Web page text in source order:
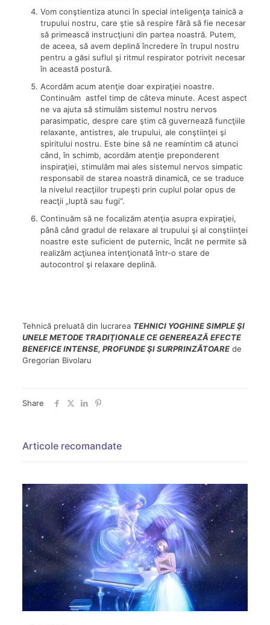
Vom conştientiza atunci în special inteligenţa tainică a
trupului nostru, care ştie să respire fără să fie necesar
să primească instrucţiuni din partea noastră. Putem,
de aceea, să avem deplină încredere în trupul nostru
pentru a găsi suflul şi ritmul respirator potrivit necesar
în această postură.
Acordăm acum atenţie doar expiraţiei noastre.
Continuăm astfel timp de câteva minute. Acest aspect
ne va ajuta să stimulăm sistemul nostru nervos
parasimpatic, despre care ştim că guvernează funcţiile
relaxante, antistres, ale trupului, ale conştiinţei şi
spiritului nostru. Este bine să ne reamintim că atunci
când, în schimb, acordăm atenţie preponderent
inspiraţiei, stimulăm mai ales sistemul nervos simpatic
responsabil de starea noastră dinamică, ce se traduce
la nivelul reacţiilor trupeşti prin cuplul polar opus de
reacţii „luptă sau fugi“.
Continuăm să ne focalizăm atenţia asupra expiraţiei,
până când gradul de relaxare al trupului şi al conştiinţei
noastre este suficient de puternic, încât ne permite să
realizăm acţiunea intenţionată într-o stare de
autocontrol şi relaxare deplină.
Tehnică preluată din lucrarea TEHNICI YOGHINE SIMPLE ŞI
UNELE METODE TRADIŢIONALE CE GENEREAZĂ EFECTE
BENEFICE INTENSE, PROFUNDE ŞI SURPRINZĂTOAREde
Gregorian Bivolaru
Share
Articole recomandate